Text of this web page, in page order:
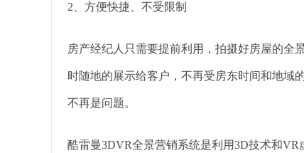
2、方便快捷、不受限制
房产经纪人只需要提前利用，拍摄好房屋的全
时随地的展示给客户，不再受房东时间和地域
不再是问题。
酷雷曼3DVR全景营销系统是利用3D技术和